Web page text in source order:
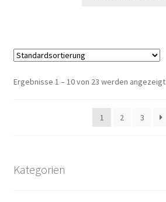
Ergebnisse 1 – 10 von 23 werden angezeigt
1 2 3
Kategorien